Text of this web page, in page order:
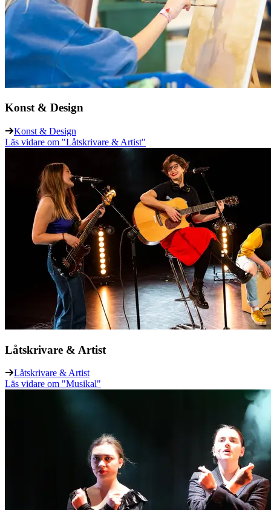
Konst & Design
Konst & Design
Läs vidare om "Låtskrivare & Artist"
Låtskrivare & Artist
Låtskrivare & Artist
Läs vidare om "Musikal"